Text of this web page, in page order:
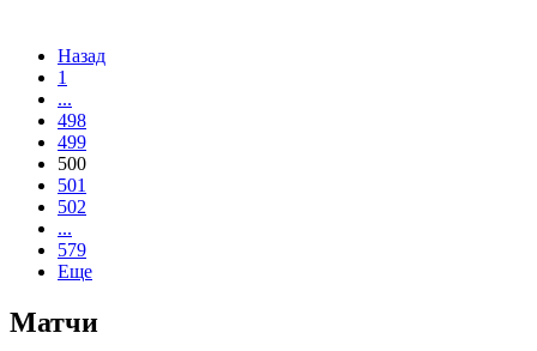
Назад
1
...
498
499
500
501
502
...
579
Еще
Матчи